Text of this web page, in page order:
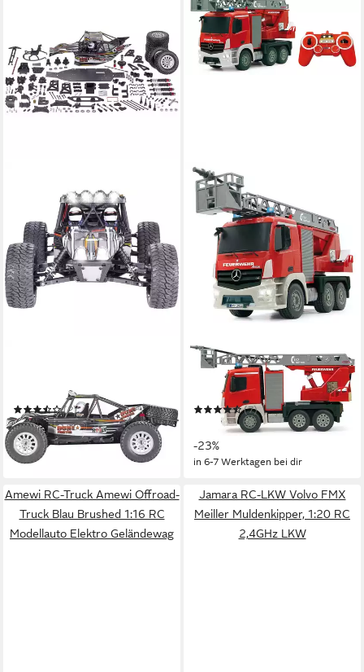
(2)
ab 131,60 €
in 2-3 Werktagen bei dir
JAMARA
RC-LKW Mercedes Antos 2,4
(7)
68,80 € UVP88,99 €
-23%
in 6-7 Werktagen bei dir
Amewi RC-Truck Amewi Offroad-
Truck Blau Brushed 1:16 RC
Modellauto Elektro Geländewag
Jamara RC-LKW Volvo FMX
Meiller Muldenkipper, 1:20 RC
2,4GHz LKW